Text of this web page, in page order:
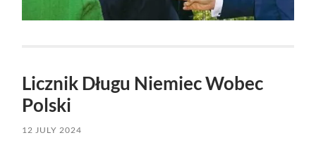
Licznik Długu Niemiec Wobec
Polski
12 JULY 2024